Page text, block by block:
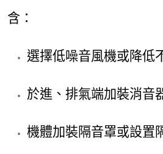
含：
選擇低噪音風機或降低
於進、排氣端加裝消音
機體加裝隔音罩或設置